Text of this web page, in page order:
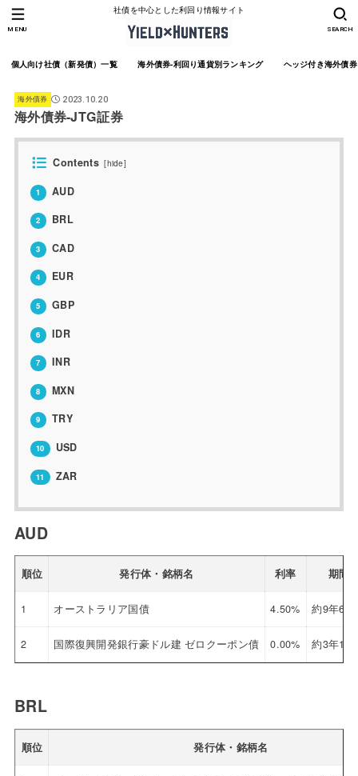
社債を中心とした利回り情報サイト
個人向け社債（新発債）一覧 海外債券-利回り通貨別ランキング ヘッジ付き海外債
SEARCH
MENU
海外債券 2023.10.20
海外債券-JTG証券
Contents [hide]
1 AUD
2 BRL
3 CAD
4 EUR
5 GBP
6 IDR
7 INR
8 MXN
9 TRY
10 USD
11 ZAR
AUD
順位 発行体・銘柄名 利率 期間
1 オーストラリア国債 4.50% 約9年6ヶ
2 国際復興開発銀行豪ドル建 ゼロクーポン債 0.00% 約3年1ヶ
BRL
順位 発行体・銘柄名